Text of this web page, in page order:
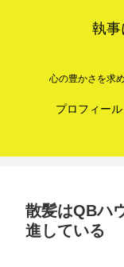
執事
心の豊かさを求
プロフィール
散髪はQBハ
進している